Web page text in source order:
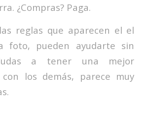
¿Compras? Paga.
reglas que aparecen el el
foto, pueden ayudarte sin
a tener una mejor
con los demás, parece muy